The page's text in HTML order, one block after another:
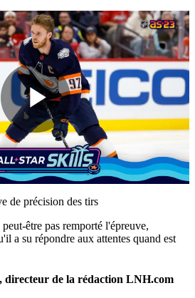
Play
Video
de précision des tirs
être pas remporté l'épreuve,
a su répondre aux attentes quand est
directeur de la rédaction LNH.com